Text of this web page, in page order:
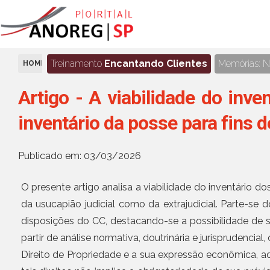
Treinamento Encantando Clientes Memórias:
HOME ARTIGOS
Artigo - A viabilidade do
inventário da posse para fins
Publicado em: 03/03/2026
O presente artigo analisa a viabilidade do inventário
da usucapião judicial como da extrajudicial. Parte-se
disposições do CC, destacando-se a possibilidade
partir de análise normativa, doutrinária e
Direito de Propriedade e a sua expressão econômica,